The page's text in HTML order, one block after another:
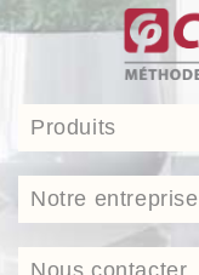
Produits
Notre entreprise
Nous contacter